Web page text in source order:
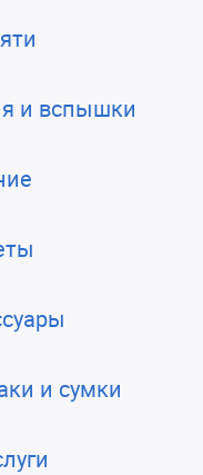
и вспышки
и сумки